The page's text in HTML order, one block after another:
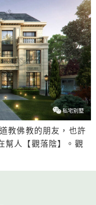
教佛教的朋友，也許
幫人【觀落陰】。觀